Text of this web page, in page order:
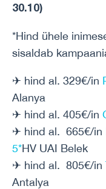
30.10)
*Hind ühele
sisaldab
✈ hind al. 329€/in
Alanya
✈ hind al. 405€/in
✈ hind al. 665€/in
5*HV UAI Belek
✈ hind al. 805€/in
Antalya